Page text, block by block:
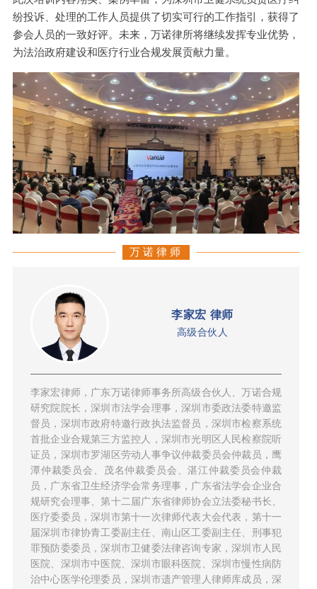
纷投诉、处理的工作人员提供了切实可行的工作指引，获得了
参会人员的一致好评。未来，万诺律所将继续发挥专业优势，
为法治政府建设和医疗行业合规发展贡献力量。
万 诺 律 师
李家宏 律师
高级合伙人
李家宏律师，广东万诺律师事务所高级合伙人、万诺合规
研究院院长，深圳市法学会理事，深圳市委政法委特邀监
督员，深圳市政府特邀行政执法监督员，深圳市检察系统
首批企业合规第三方监控人，深圳市光明区人民检察院听
证员，深圳市罗湖区劳动人事争议仲裁委员会仲裁员，鹰
潭仲裁委员会、茂名仲裁委员会、湛江仲裁委员会仲裁
员，广东省卫生经济学会常务理事，广东省法学会企业合
规研究会理事、第十二届广东省律师协会立法委秘书长、
医疗委委员，深圳市第十一次律师代表大会代表，第十一
届深圳市律协青工委副主任、南山区工委副主任、刑事犯
罪预防委委员，深圳市卫健委法律咨询专家，深圳市人民
医院、深圳市中医院、深圳市眼科医院、深圳市慢性病防
治中心医学伦理委员，深圳市遗产管理人律师库成员，深